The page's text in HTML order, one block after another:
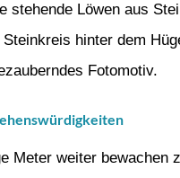
stehende Löwen aus
hinter dem
Fotomotiv.
Meter weiter bewachen